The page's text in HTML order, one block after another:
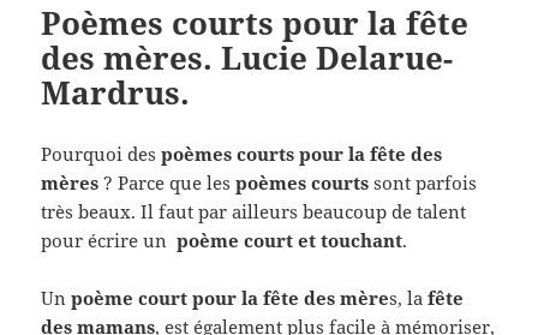
Poèmes courts pour la fête
des mères. Lucie Delarue-
Mardrus.
Pourquoi despoèmes courts pour la fête des
mères ? Parce que lespoèmes courts sont parfois
très beaux. Il faut par ailleurs beaucoup de talent
pour écrire unpoème court et touchant.
Unpoème court pour la fête des mères, lafête
des mamans, est également plus facile à mémoriser,